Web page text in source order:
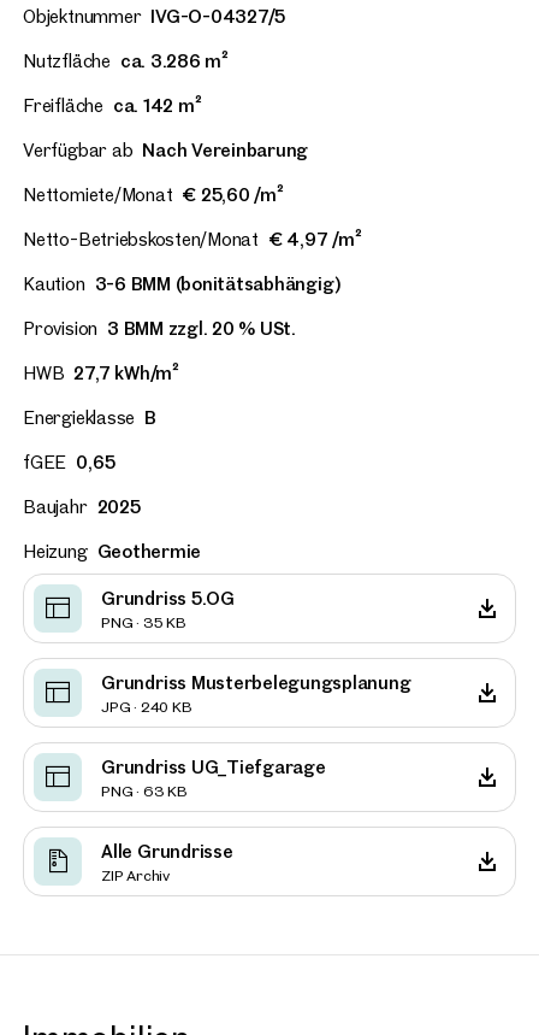
Objektnummer IVG-O-04327/5
Nutzfläche ca. 3.286 m²
Freifläche ca. 142 m²
Verfügbar ab Nach Vereinbarung
Nettomiete/Monat € 25,60 /m²
Netto-Betriebskosten/Monat € 4,97 /m²
Kaution 3-6 BMM (bonitätsabhängig)
Provision 3 BMM zzgl. 20 % USt.
HWB 27,7 kWh/m²
Energieklasse B
fGEE 0,65
Baujahr 2025
Heizung Geothermie
Grundriss 5.OG
PNG · 35 KB
Grundriss Musterbelegungsplanung
JPG · 240 KB
Grundriss UG_Tiefgarage
PNG · 63 KB
Alle Grundrisse
ZIP Archiv